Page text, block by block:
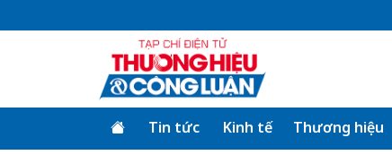
Tin tức Kinh tế Thương hiệu